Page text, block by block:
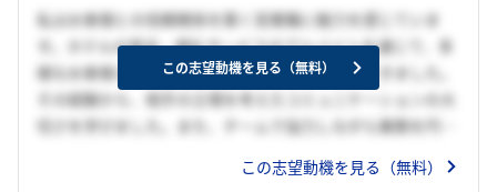
ン提供力を持つ企業であれば、お客様の“言語化されていな
いニーズ”にも粘り強く向き合いながら、本質的な価値を提
供するエンジニアへと成長できると確信しています。
私はお客様との信頼関係を築く営業職に魅力を感じていま
す。ホテルの宴会・婚礼サービスのアルバイトを通じて、多
様なお客様と接し、要望に応じた対応を心掛けてきました。
その経験から、相手の立場を考えたコミュニケーションの大
切さを学びました。また、チームで協力しながら業務を円滑
ズを的確に捉え、最適なソリューションを提案できる営業と
この志望動機を見る（無料）
この志望動機を見る（無料）